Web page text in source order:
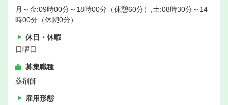
月～金:09時00分～18時00分（休憩60分）,土:08時30分～14
時00分（休憩0分）
休日・休暇
日曜日
募集職種
薬剤師
雇用形態